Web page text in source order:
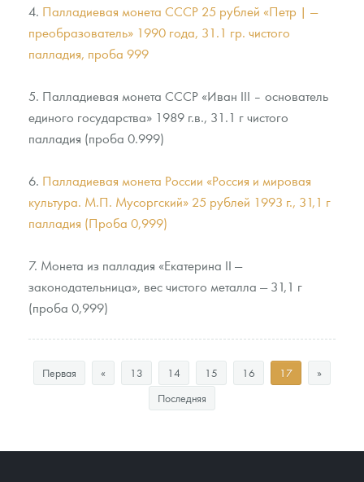
4. Палладиевая монета СССР 25 рублей «Петр | —
преобразователь» 1990 года, 31.1 гр. чистого
палладия, проба 999
5. Палладиевая монета СССР «Иван III – основатель
единого государства» 1989 г.в., 31.1 г чистого
палладия (проба 0.999)
6. Палладиевая монета России «Россия и мировая
культура. М.П. Мусоргский» 25 рублей 1993 г., 31,1 г
палладия (Проба 0,999)
7. Монета из палладия «Екатерина II —
законодательница», вес чистого металла — 31,1 г
(проба 0,999)
Первая « 13 14 15 16 17
»
Последняя